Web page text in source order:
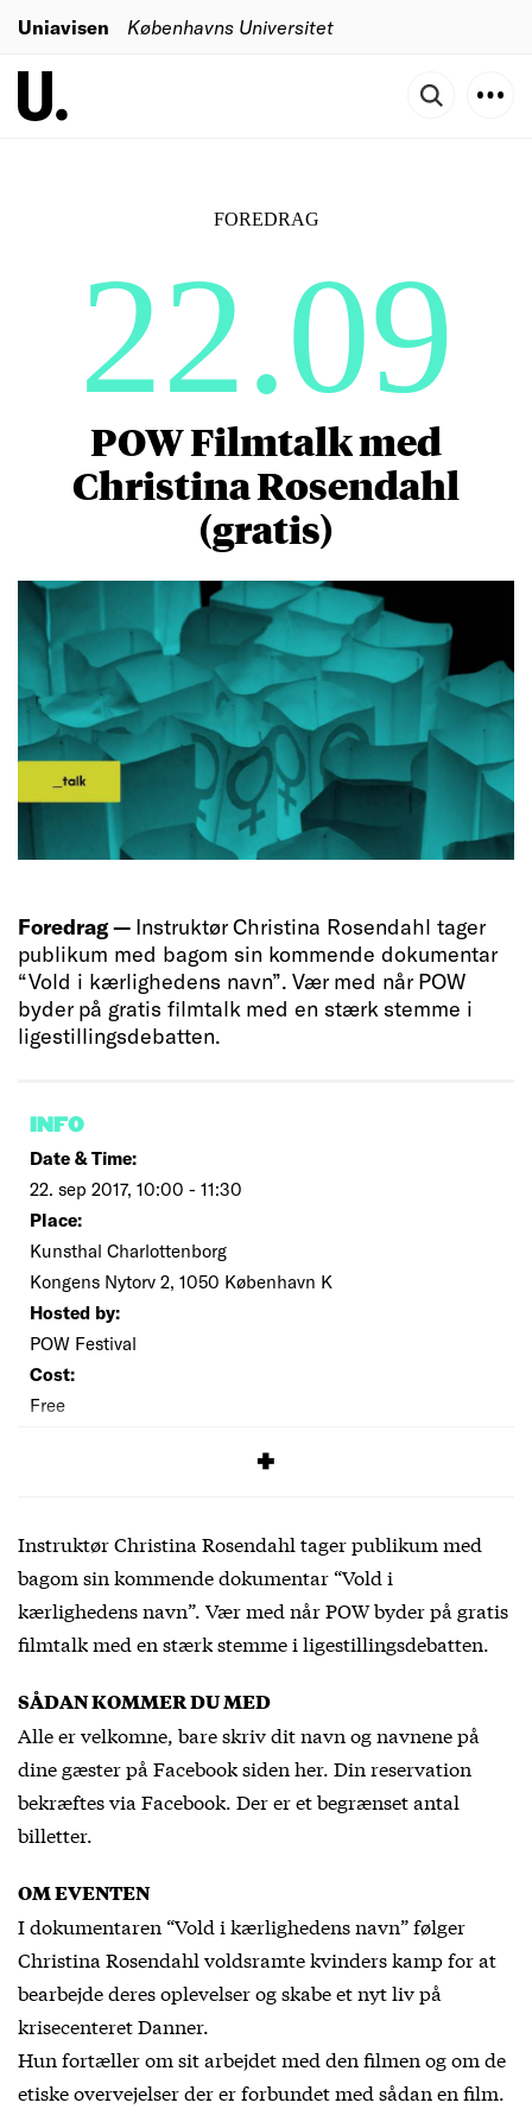
Uniavisen Københavns Universitet
FOREDRAG
22.09
POW Filmtalk med
Christina Rosendahl
(gratis)
Foredrag — Instruktør Christina Rosendahl tager
publikum med bagom sin kommende dokumentar
“Vold i kærlighedens navn”. Vær med når POW
byder på gratis filmtalk med en stærk stemme i
ligestillingsdebatten.
INFO
Date & Time:
22. sep 2017, 10:00 - 11:30
Place:
Kunsthal Charlottenborg
Kongens Nytorv 2, 1050 København K
Hosted by:
POW Festival
Cost:
Free
Instruktør Christina Rosendahl tager publikum med
bagom sin kommende dokumentar “Vold i
kærlighedens navn”. Vær med når POW byder på gratis
filmtalk med en stærk stemme i ligestillingsdebatten.
SÅDAN KOMMER DU MED
Alle er velkomne, bare skriv dit navn og navnene på
dine gæster på Facebook siden her. Din reservation
bekræftes via Facebook. Der er et begrænset antal
billetter.
OM EVENTEN
I dokumentaren “Vold i kærlighedens navn” følger
Christina Rosendahl voldsramte kvinders kamp for at
bearbejde deres oplevelser og skabe et nyt liv på
krisecenteret Danner.
Hun fortæller om sit arbejdet med den filmen og om de
etiske overvejelser der er forbundet med sådan en film.